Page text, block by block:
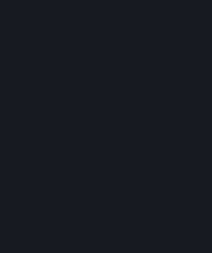
http://steampowered.com/
Dependendo dos termos de uso
hospedam jogos particulares ou
adicionais também podem ser
Assinatura aplicáveis a uma
O Steam e o Conteúdo e os
funcionalidades criadas para
funcionalidades de software ou
fornecer a determinado jogador
injusta ao jogar versões
Conteúdo e Serviços ou
Trapaça”). Você concorda em não
Trapaça nem auxiliar terceiros, de
criação ou no uso de Métodos de
em não desativar, contornar ou
forma, direta ou indiretamente, no
software concebido para impedir